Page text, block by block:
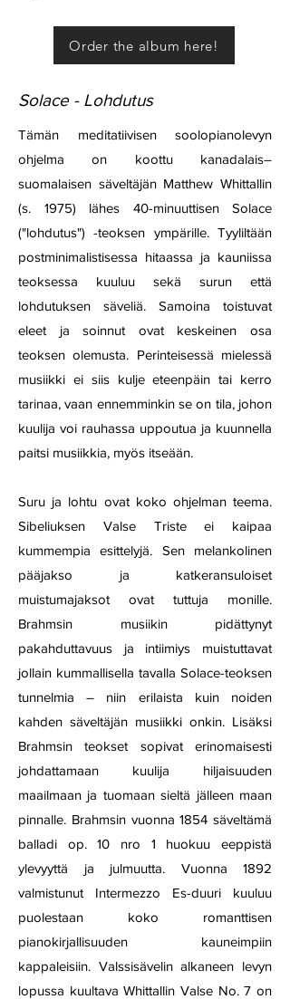
Order the album here!
Solace - Lohdutus
Tämän meditatiivisen soolopianolevyn
ohjelma on koottu kanadalais–
suomalaisen säveltäjän Matthew Whittallin
(s. 1975) lähes 40-minuuttisen Solace
("lohdutus") -teoksen ympärille. Tyyliltään
postminimalistisessa hitaassa ja kauniissa
teoksessa kuuluu sekä surun että
lohdutuksen säveliä. Samoina toistuvat
eleet ja soinnut ovat keskeinen osa
teoksen olemusta. Perinteisessä mielessä
musiikki ei siis kulje eteenpäin tai kerro
tarinaa, vaan ennemminkin se on tila, johon
kuulija voi rauhassa uppoutua ja kuunnella
paitsi musiikkia, myös itseään.
Suru ja lohtu ovat koko ohjelman teema.
Sibeliuksen Valse Triste ei kaipaa
kummempia esittelyjä. Sen melankolinen
pääjakso ja katkeransuloiset
muistumajaksot ovat tuttuja monille.
Brahmsin musiikin pidättynyt
pakahduttavuus ja intiimiys muistuttavat
jollain kummallisella tavalla Solace-teoksen
tunnelmia – niin erilaista kuin noiden
kahden säveltäjän musiikki onkin. Lisäksi
Brahmsin teokset sopivat erinomaisesti
johdattamaan kuulija hiljaisuuden
maailmaan ja tuomaan sieltä jälleen maan
pinnalle. Brahmsin vuonna 1854 säveltämä
balladi op. 10 nro 1 huokuu eeppistä
ylevyyttä ja julmuutta. Vuonna 1892
valmistunut Intermezzo Es-duuri kuuluu
puolestaan koko romanttisen
pianokirjallisuuden kauneimpiin
kappaleisiin. Valssisävelin alkaneen levyn
lopussa kuultava Whittallin Valse No. 7 on